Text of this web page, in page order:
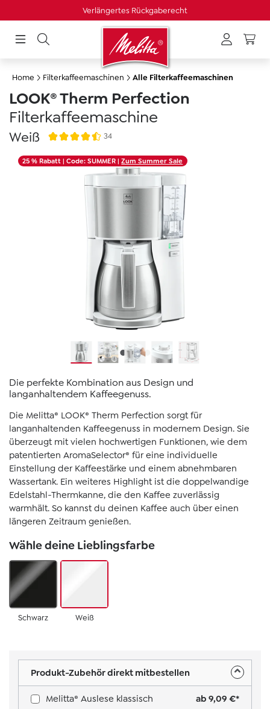
Versandkostenfrei ab 49 €
Home Filterkaffeemaschinen Alle Filterkaffeemaschinen
LOOK® Therm Perfection
Filterkaffeemaschine
Weiß 34
Bildergalerie überspringen
25 % Rabatt | Code: SUMMER |Zum Summer Sale
Die perfekte Kombination aus Design und
langanhaltendem Kaffeegenuss.
Die Melitta® LOOK® Therm Perfection sorgt für
langanhaltenden Kaffeegenuss in modernem Design. Sie
überzeugt mit vielen hochwertigen Funktionen, wie dem
patentierten AromaSelector® für eine individuelle
Einstellung der Kaffeestärke und einem abnehmbaren
Wassertank. Ein weiteres Highlight ist die doppelwandige
Edelstahl-Thermkanne, die den Kaffee zuverlässig
warmhält. So kannst du deinen Kaffee auch über einen
längeren Zeitraum genießen.
Wähle deine Lieblingsfarbe
Schwarz Weiß
Produkt-Zubehör direkt mitbestellen
Melitta® Auslese klassisch
ab 9,09 €*